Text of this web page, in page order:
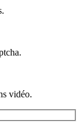
vidéo.